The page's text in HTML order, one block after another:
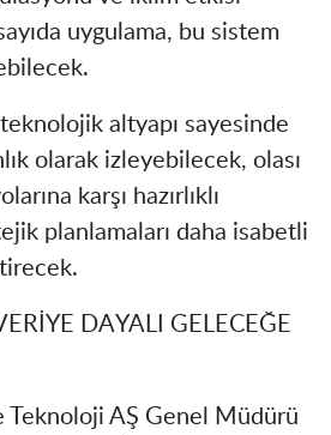
uygulama, bu sistem
altyapı sayesinde
olarak izleyebilecek, olası
karşı hazırlıklı
planlamaları daha isabetli
DAYALI GELECEĞE
Teknoloji AŞ Genel Müdürü